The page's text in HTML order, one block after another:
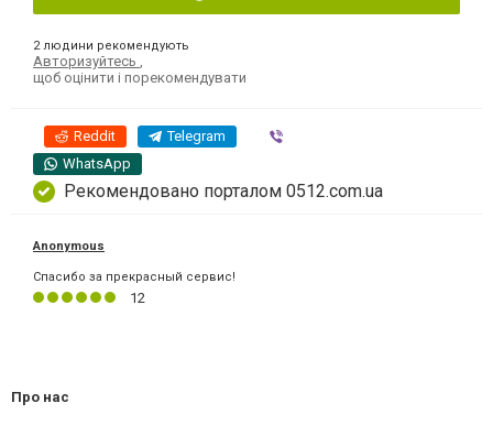
2 людини рекомендують
Авторизуйтесь
щоб оцінити і порекомендувати
Reddit Telegram
WhatsApp
Рекомендовано порталом 0512.com.ua
Anonymous
Спасибо за прекрасный сервис!
12
Про нас